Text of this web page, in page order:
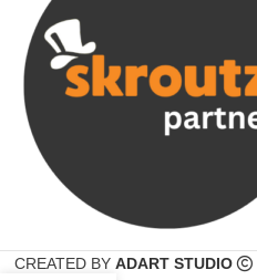
CREATED BY ADART STUDIO